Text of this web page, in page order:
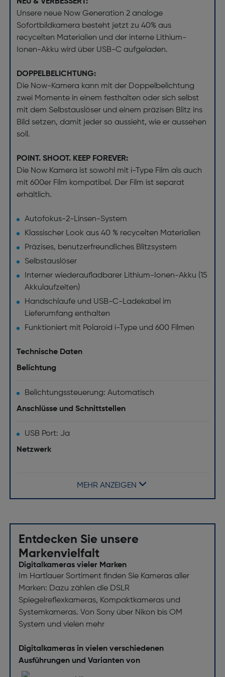
Unsere neue Now Generation 2 analoge
Sofortbildkamera besteht jetzt zu 40% aus
recycelten Materialien und der interne Lithium-
Ionen-Akku wird über USB-C aufgeladen.
DOPPELBELICHTUNG:
Die Now-Kamera kann mit der Doppelbelichtung
zwei Momente in einem festhalten oder sich selbst
mit dem Selbstauslöser und einem präzisen Blitz ins
Bild setzen, damit jeder so aussieht, wie er aussehen
soll.
POINT. SHOOT. KEEP FOREVER:
Die Now Kamera ist sowohl mit i-Type Film als auch
mit 600er Film kompatibel. Der Film ist separat
erhältlich.
Autofokus-2-Linsen-System
Klassischer Look aus 40 % recycelten Materialien
Präzises, benutzerfreundliches Blitzsystem
Selbstauslöser
Interner wiederaufladbarer Lithium-Ionen-Akku (15
Akkulaufzeiten)
Handschlaufe und USB-C-Ladekabel im
Lieferumfang enthalten
Funktioniert mit Polaroid i-Type und 600 Filmen
Technische Daten
Belichtung
Belichtungssteuerung: Automatisch
Anschlüsse und Schnittstellen
USB Port: Ja
Netzwerk
Fokuseinstellung: Auto
Produktfarbe: Schwarz, Weiß
Eingebautes Mikrofon: Nein
Gewicht und Abmessungen
Breite [mm]: 150,2
Höhe [mm]: 94
MEHR ANZEIGEN
Entdecken Sie unsere
Markenvielfalt
Digitalkameras vieler Marken
Im Hartlauer Sortiment finden Sie Kameras aller
Marken: Dazu zählen die DSLR
Spiegelreflexkameras, Kompaktkameras und
Systemkameras. Von Sony über Nikon bis OM
System und vielen mehr
Digitalkameras in vielen verschiedenen
Ausführungen und Varianten von